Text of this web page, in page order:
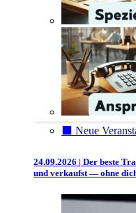
⬛️ Neue
24.09.2026 | Der beste
und verkaufst — ohne